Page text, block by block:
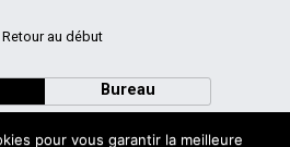
Retour au début
Bureau
pour vous garantir la meilleure